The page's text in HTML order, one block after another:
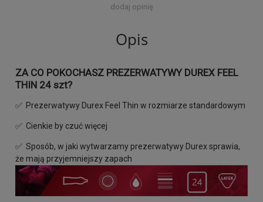
dodaj opinię
Opis
ZA CO POKOCHASZ PREZERWATYWY DUREX FEEL
THIN 24 szt?
✅ Prezerwatywy Durex Feel Thin w rozmiarze standardowym
✅ Cienkie by czuć więcej
✅ Sposób, w jaki wytwarzamy prezerwatywy Durex sprawia,
że mają przyjemniejszy zapach